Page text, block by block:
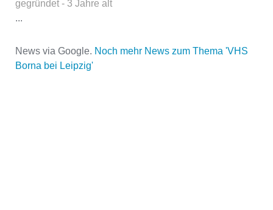
Name der Volkshochschule
gegründet - 3 Jahre alt
...
News via Google. Noch mehr News zum Thema 'VHS
Borna bei Leipzig'